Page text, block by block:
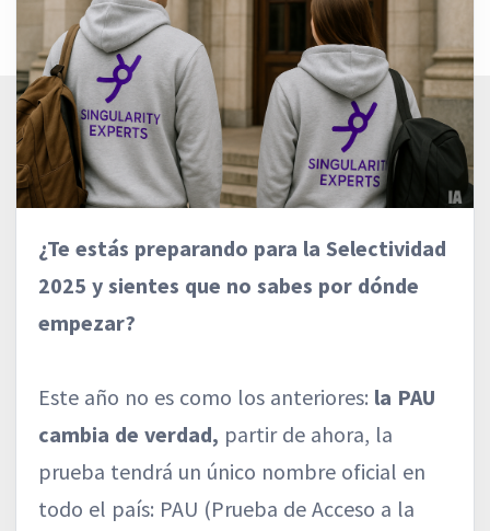
¿Te estás preparando para la Selectividad
2025 y sientes que no sabes por dónde
empezar?
Este año no es como los anteriores: la PAU
cambia de verdad, partir de ahora, la
prueba tendrá un único nombre oficial en
todo el país: PAU (Prueba de Acceso a la